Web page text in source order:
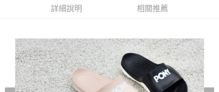
台新國際商業銀行
中國信託商業銀行
AFTEE先享後付
AFTEE先享後付是「在收到商品之後才付款」的支付方式。 讓您購物簡單
便利好安心！
１．簡單：不需註冊會員、不需綁卡、不需儲值。
２．便利：只要手機號碼，簡訊認證，即可結帳。
３．安心：先確認商品／服務後，再付款。
運送方式
宅配
每筆NT$120，滿NT$1,500(含以上)免運費
詳細說明 相關推薦